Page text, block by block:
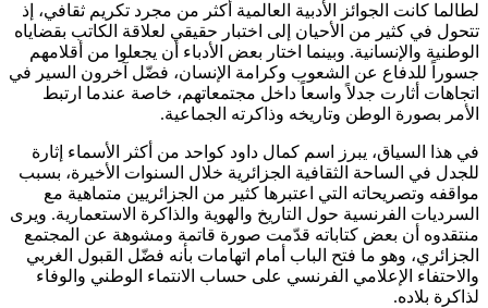
لطالما كانت الجوائز الأدبية العالمية أكثر من مجرد تكريم ثقافي، إذ
تتحول في كثير من الأحيان إلى اختبار حقيقي لعلاقة الكاتب بقضاياه
الوطنية والإنسانية. وبينما اختار بعض الأدباء أن يجعلوا من أقلامهم
جسوراً للدفاع عن الشعوب وكرامة الإنسان، فضّل آخرون السير في
اتجاهات أثارت جدلاً واسعاً داخل مجتمعاتهم، خاصة عندما ارتبط
الأمر بصورة الوطن وتاريخه وذاكرته الجماعية.
في هذا السياق، يبرز اسم كمال داود كواحد من أكثر الأسماء إثارة
للجدل في الساحة الثقافية الجزائرية خلال السنوات الأخيرة، بسبب
مواقفه وتصريحاته التي اعتبرها كثير من الجزائريين متماهية مع
السرديات الفرنسية حول التاريخ والهوية والذاكرة الاستعمارية. ويرى
منتقدوه أن بعض كتاباته قدّمت صورة قاتمة ومشوهة عن المجتمع
الجزائري، وهو ما فتح الباب أمام اتهامات بأنه فضّل القبول الغربي
والاحتفاء الإعلامي الفرنسي على حساب الانتماء الوطني والوفاء
لذاكرة بلاده.